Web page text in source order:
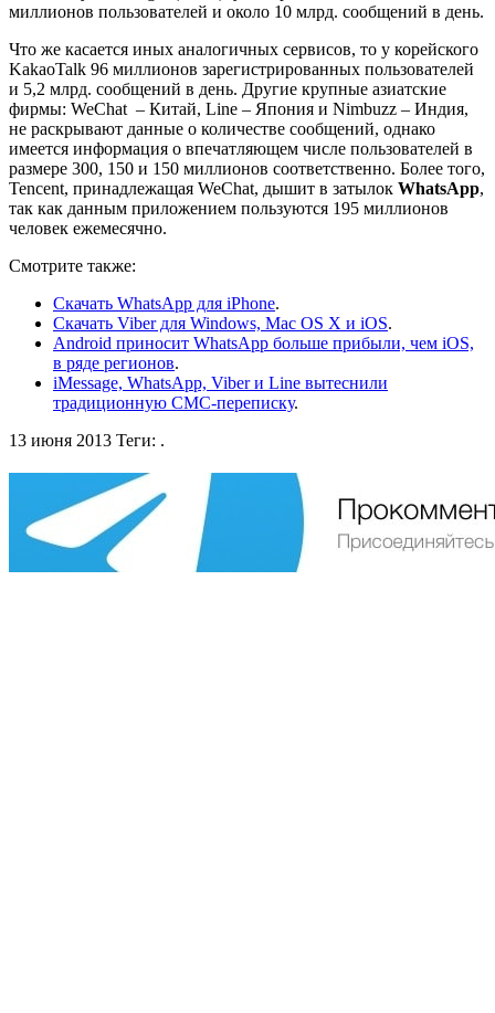
миллионов пользователей и около 10 млрд. сообщений в день.
Что же касается иных аналогичных сервисов, то у корейского
KakaoTalk 96 миллионов зарегистрированных пользователей
и 5,2 млрд. сообщений в день. Другие крупные азиатские
фирмы: WeChat – Китай, Line – Япония и Nimbuzz – Индия,
не раскрывают данные о количестве сообщений, однако
имеется информация о впечатляющем числе пользователей в
размере 300, 150 и 150 миллионов соответственно. Более того,
Tencent, принадлежащая WeChat, дышит в затылок WhatsApp,
так как данным приложением пользуются 195 миллионов
человек ежемесячно.
Смотрите также:
Скачать WhatsApp для iPhone.
Скачать Viber для Windows, Mac OS X и iOS.
Android приносит WhatsApp больше прибыли, чем iOS,
в ряде регионов.
iMessage, WhatsApp, Viber и Line вытеснили
традиционную СМС-переписку.
13 июня 2013 Теги: .